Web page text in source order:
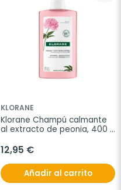
KLORANE
Klorane Champú calmante
al extracto de peonia, 400
12,95 €
Añadir al carrito